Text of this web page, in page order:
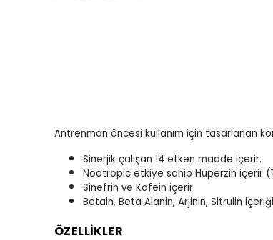
Antrenman öncesi kullanım için tasarlanan
Sinerjik çalışan 14 etken madde içerir.
Nootropic etkiye sahip Huperzin içerir
Sinefrin ve Kafein içerir.
Betain, Beta Alanin, Arjinin, Sitrulin
ÖZELLİKLER